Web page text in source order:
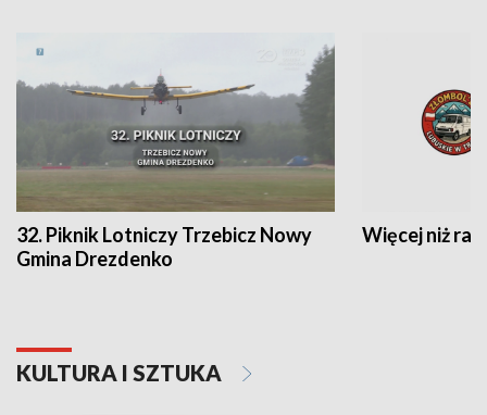
32. Piknik Lotniczy Trzebicz Nowy
Gmina Drezdenko
Więcej niż rajd
KULTURA I SZTUKA